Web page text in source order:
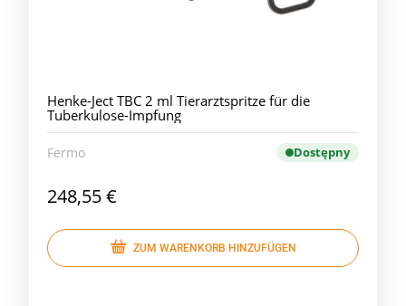
Henke-Ject TBC 2 ml Tierarztspritze für die
Tuberkulose-Impfung
Fermo Dostępny
248,55 €
ZUM WARENKORB HINZUFÜGEN